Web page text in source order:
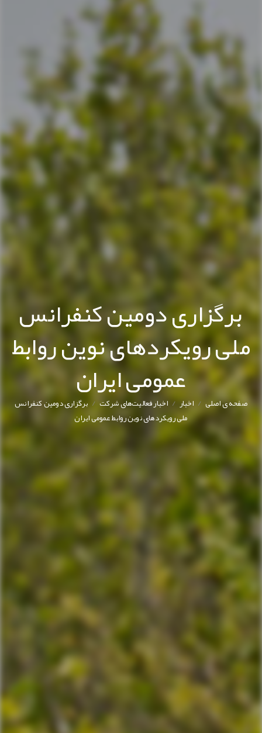
برگزاری دومین کنفرانس
ملی رویکردهای نوین روابط
عمومی ایران
صفحه ی اصلی/ اخبار/ اخبار فعالیت‌های شرکت/ برگزاری دومین کنفرانس
ملی رویکردهای نوین روابط عمومی ایران